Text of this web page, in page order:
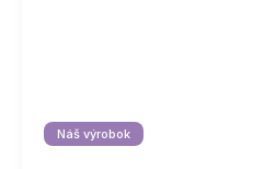
Náš výrobok